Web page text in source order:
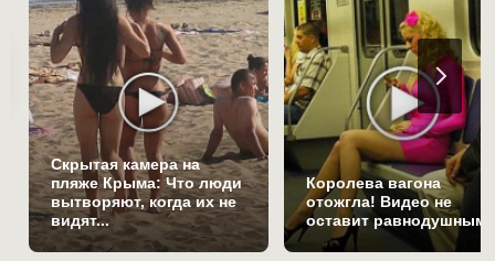
Скрытая камера на
пляже Крыма: Что люди
вытворяют, когда их не
видят...
Королева вагона
отожгла! Видео не
оставит равнодушным